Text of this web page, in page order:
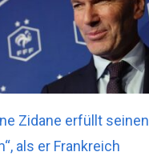
Zidane erfüllt seinen
als er Frankreich